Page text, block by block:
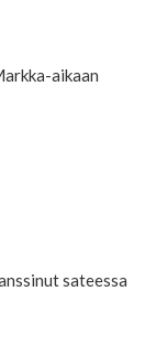
aikaan
sateessa